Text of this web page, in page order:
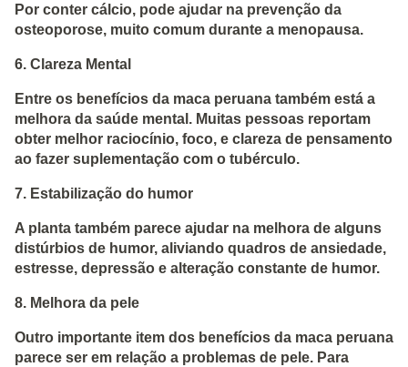
Por conter cálcio, pode ajudar na prevenção da
osteoporose, muito comum durante a menopausa.
6. Clareza Mental
Entre os benefícios da maca peruana também está a
melhora da saúde mental. Muitas pessoas reportam
obter melhor raciocínio, foco, e clareza de pensamento
ao fazer suplementação com o tubérculo.
7. Estabilização do humor
A planta também parece ajudar na melhora de alguns
distúrbios de humor, aliviando quadros de ansiedade,
estresse, depressão e alteração constante de humor.
8. Melhora da pele
Outro importante item dos benefícios da maca peruana
parece ser em relação a problemas de pele. Para